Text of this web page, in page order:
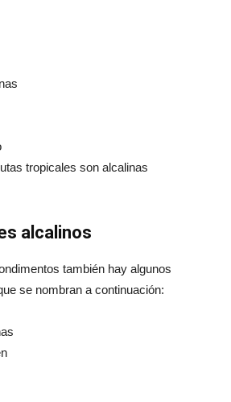
tropicales son alcalinas
alcalinos
también hay algunos
se nombran a continuación: